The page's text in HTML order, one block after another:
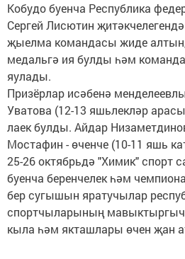
Кобудо буенча Республика
Сергей Лисютин
җыелма командасы жиде
медальгә ия булды һәм команда
яулады.
Призёрлар исәбенә
Уватова (12-13 яшьлекләр
лаек булды. Айдар
Мостафин - өченче (10-11 яшь
25-26 октябрьдә "Химик" спорт
буенча беренчелек һәм
бер сугышын яратучылар
спортчыларының
кыла һәм якташлары өчен җан